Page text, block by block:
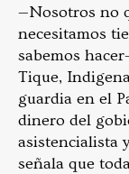
—Nosotros no
necesitamos
sabemos
Tique,
guardia en el
dinero del
asistencialista
señala que